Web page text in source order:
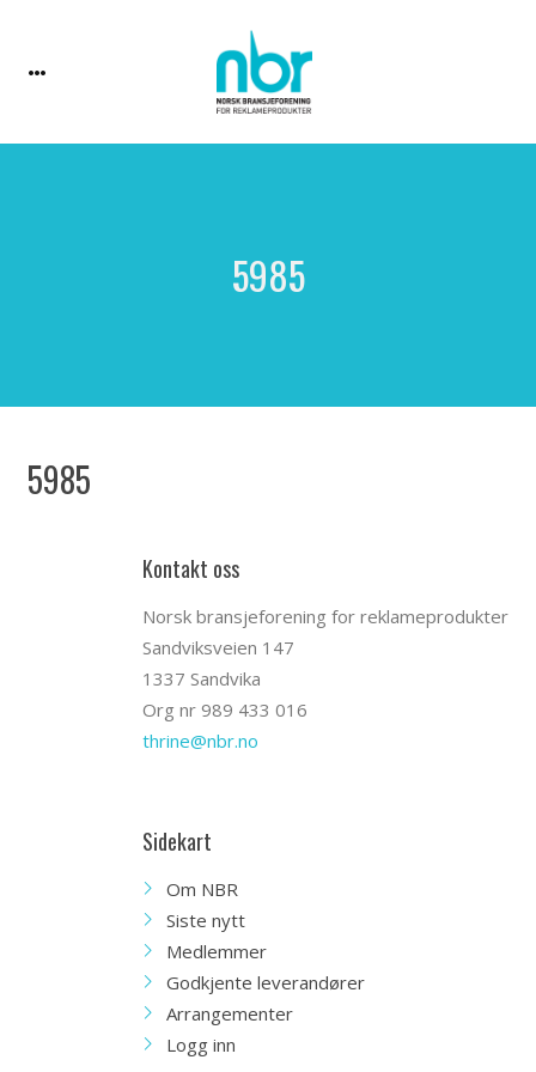
5985
5985
Kontakt oss
Norsk bransjeforening for reklameprodukter
Sandviksveien 147
1337 Sandvika
Org nr 989 433 016
thrine@nbr.no
Sidekart
Om NBR
Siste nytt
Medlemmer
Godkjente leverandører
Arrangementer
Logg inn